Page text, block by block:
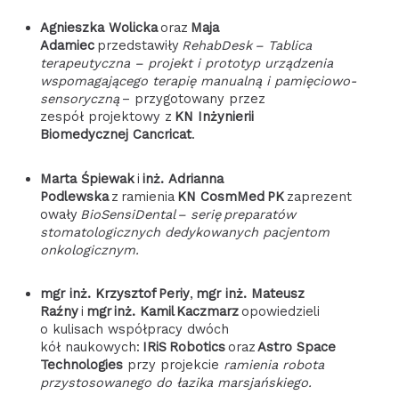
Agnieszka Wolickaoraz Maja
Adamiecprzedstawiły RehabDesk – Tablica
terapeutyczna – projekt i prototyp urządzenia
wspomagającego terapię manualną i pamięciowo-
sensoryczną – przygotowany przez
zespół projektowy z KN Inżynierii
Biomedycznej Cancricat.
Marta Śpiewaki inż. Adrianna
Podlewskaz ramieniaKN CosmMed PKzaprezent
owałyBioSensiDental – serię preparatów
stomatologicznych dedykowanych pacjentom
onkologicznym.
mgr inż. Krzysztof Periy, mgr inż. Mateusz
Raźnyi mgrinż. Kamil Kaczmarzopowiedzieli
o kulisach współpracy dwóch
kół naukowych: IRiS RoboticsorazAstro Space
Technologies przy projekcie ramienia robota
przystosowanego do łazika marsjańskiego.